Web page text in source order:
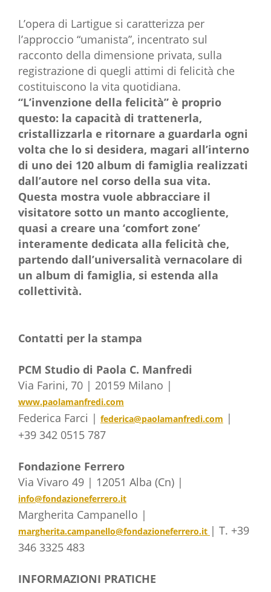
L’opera di Lartigue si caratterizza per
l’approccio “umanista”, incentrato sul
racconto della dimensione privata, sulla
registrazione di quegli attimi di felicità che
costituiscono la vita quotidiana.
“L’invenzione della felicità” è proprio
questo: la capacità di trattenerla,
cristallizzarla e ritornare a guardarla ogni
volta che lo si desidera, magari all’interno
di uno dei 120 album di famiglia realizzati
dall’autore nel corso della sua vita.
Questa mostra vuole abbracciare il
visitatore sotto un manto accogliente,
quasi a creare una ‘comfort zone’
interamente dedicata alla felicità che,
partendo dall’universalità vernacolare di
un album di famiglia, si estenda alla
collettività.
Contatti per la stampa
PCM Studio di Paola C. Manfredi
Via Farini, 70 | 20159 Milano |
www.paolamanfredi.com
Federica Farci | federica@paolamanfredi.com |
+39 342 0515 787
Fondazione Ferrero
Via Vivaro 49 | 12051 Alba (Cn) |
info@fondazioneferrero.it
Margherita Campanello |
margherita.campanello@fondazioneferrero.it | T. +39
346 3325 483
INFORMAZIONI PRATICHE